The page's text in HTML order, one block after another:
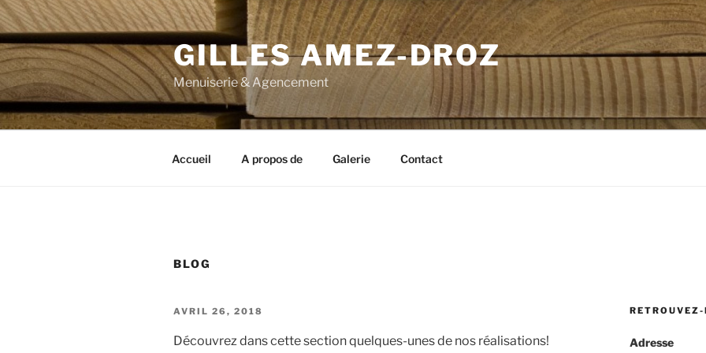
Aller
au
contenu
principal
GILLES AMEZ-DROZ
Menuiserie & Agencement
Accueil A propos de Galerie Contact
BLOG
PUBLIÉ
AVRIL 26, 2018
Découvrez dans cette section quelques-unes de nos réalisations!
RETROUVEZ-
Adresse